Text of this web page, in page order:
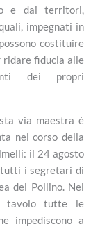
e dai territori,
impegnati in
costituire
ridare fiducia alle
dei propri
via maestra è
nel corso della
il 24 agosto
i segretari di
del Pollino. Nel
tavolo tutte le
impediscono a